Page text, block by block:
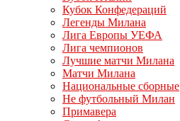
Кубок Конфедераций
Легенды Милана
Лига Европы УЕФА
Лига чемпионов
Лучшие матчи Милана
Матчи Милана
Национальные сборные
Не футбольный Милан
Примавера